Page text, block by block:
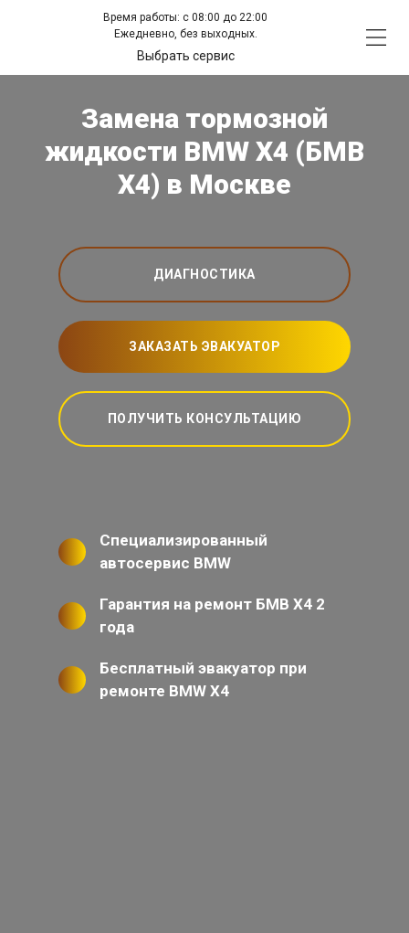
Время работы: с 08:00 до 22:00
Ежедневно, без выходных.
Выбрать сервис
Замена тормозной
жидкости BMW X4 (БМВ
Х4) в Москве
ДИАГНОСТИКА
ЗАКАЗАТЬ ЭВАКУАТОР
ПОЛУЧИТЬ КОНСУЛЬТАЦИЮ
Специализированный
автосервис BMW
Гарантия на ремонт БМВ Х4 2
года
Бесплатный эвакуатор при
ремонте BMW X4